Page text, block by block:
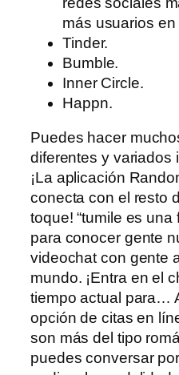
más usuarios
Tinder.
Bumble.
Inner Circle.
Happn.
Puedes hacer
diferentes y variados
¡La aplicación
conecta con el resto
toque! “tumile es
para conocer gente
videochat con gente
mundo. ¡Entra en el
tiempo actual para…
opción de citas en
son más del tipo
puedes conversar